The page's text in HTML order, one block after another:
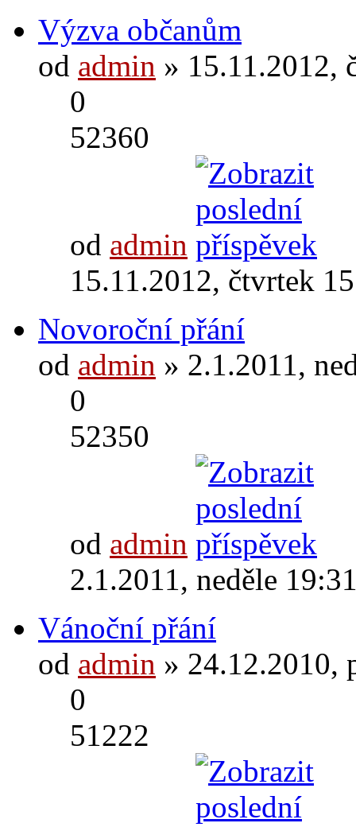
Výzva občanům
od admin » 15.11.2012,
0
52360
od admin
15.11.2012, čtvrtek
Novoroční přání
od admin » 2.1.2011,
0
52350
od admin
2.1.2011, neděle
Vánoční přání
od admin » 24.12.2010,
0
51222